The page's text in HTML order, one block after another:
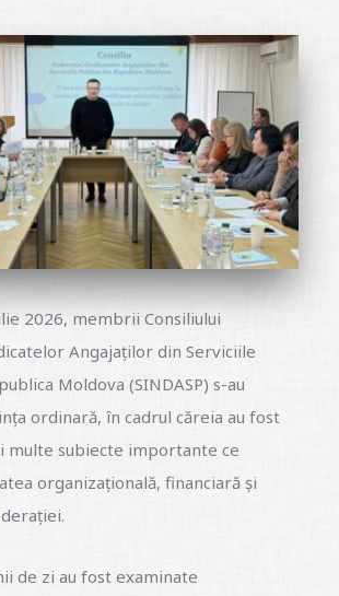
2026, membrii Consiliului
Angajaților din Serviciile
Moldova (SINDASP) s-au
ordinară, în cadrul căreia au fost
multe subiecte importante ce
organizațională, financiară și
de zi au fost examinate